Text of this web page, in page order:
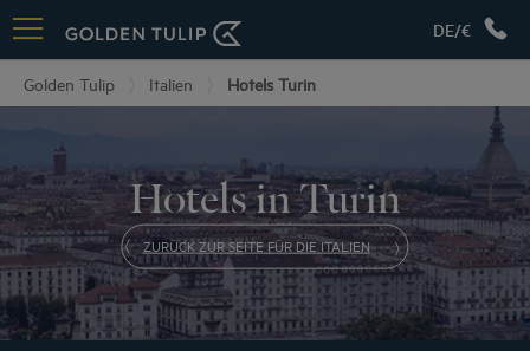
DE/€
Golden Tulip Italien Hotels Turin
Hotels in Turin
ZURÜCK ZUR SEITE FÜR DIE ITALIEN